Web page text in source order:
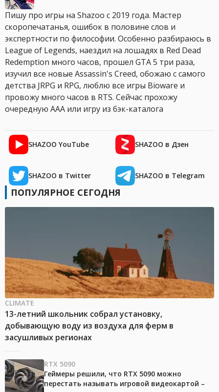
Пишу про игры на Shazoo с 2019 года. Мастер
скоропечатанья, ошибок в половине слов и
экспертности по философии. Особенно разбираюсь в
League of Legends, наездил на лошадях в Red Dead
Redemption много часов, прошел GTA 5 три раза,
изучил все новые Assassin's Creed, обожаю с самого
детства JRPG и RPG, люблю все игры Bioware и
провожу много часов в RTS. Сейчас прохожу
очередную AAA или игру из бэк-каталога
SHAZOO YouTube SHAZOO в Дзен
SHAZOO в Twitter SHAZOO в Telegram
ПОПУЛЯРНОЕ СЕГОДНЯ
CLIMATE
13-летний школьник собрал установку,
добывающую воду из воздуха для ферм в
засушливых регионах
RTX 5090
Геймеры решили, что RTX 5090 можно
перестать называть игровой видеокартой –